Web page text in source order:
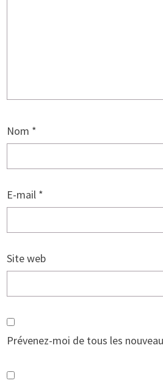
Nom *
E-mail *
Site web
Prévenez-moi de tous les